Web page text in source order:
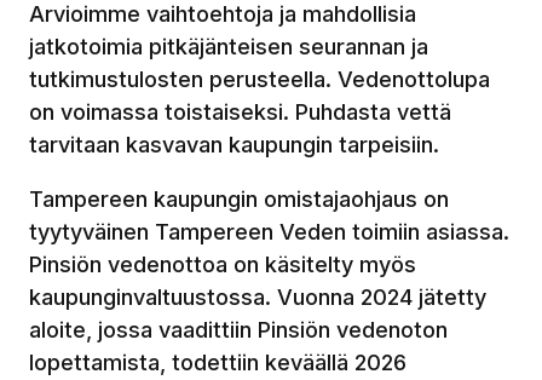
Arvioimme vaihtoehtoja ja mahdollisia
jatkotoimia pitkäjänteisen seurannan ja
tutkimustulosten perusteella. Vedenottolupa
on voimassa toistaiseksi. Puhdasta vettä
tarvitaan kasvavan kaupungin tarpeisiin.
Tampereen kaupungin omistajaohjaus on
tyytyväinen Tampereen Veden toimiin asiassa.
Pinsiön vedenottoa on käsitelty myös
kaupunginvaltuustossa. Vuonna 2024 jätetty
aloite, jossa vaadittiin Pinsiön vedenoton
lopettamista, todettiin keväällä 2026